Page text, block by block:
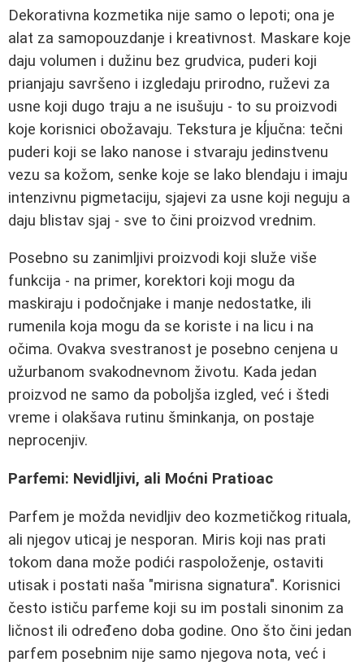
Dekorativna kozmetika nije samo o lepoti; ona je
alat za samopouzdanje i kreativnost. Maskare koje
daju volumen i dužinu bez grudvica, puderi koji
prianjaju savršeno i izgledaju prirodno, ruževi za
usne koji dugo traju a ne isušuju - to su proizvodi
koje korisnici obožavaju. Tekstura je kĺjučna: tečni
puderi koji se lako nanose i stvaraju jedinstvenu
vezu sa kožom, senke koje se lako blendaju i imaju
intenzivnu pigmetaciju, sjajevi za usne koji neguju a
daju blistav sjaj - sve to čini proizvod vrednim.
Posebno su zanimljivi proizvodi koji služe više
funkcija - na primer, korektori koji mogu da
maskiraju i podočnjake i manje nedostatke, ili
rumenila koja mogu da se koriste i na licu i na
očima. Ovakva svestranost je posebno cenjena u
užurbanom svakodnevnom životu. Kada jedan
proizvod ne samo da poboljša izgled, već i štedi
vreme i olakšava rutinu šminkanja, on postaje
neprocenjiv.
Parfemi: Nevidljivi, ali Moćni Pratioac
Parfem je možda nevidljiv deo kozmetičkog rituala,
ali njegov uticaj je nesporan. Miris koji nas prati
tokom dana može podići raspoloženje, ostaviti
utisak i postati naša "mirisna signatura". Korisnici
često ističu parfeme koji su im postali sinonim za
ličnost ili određeno doba godine. Ono što čini jedan
parfem posebnim nije samo njegova nota, već i